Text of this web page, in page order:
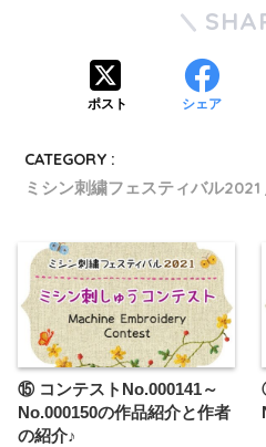
ポスト シェア
CATEGORY :
ミシン刺繍フェスティバル2021
⑮ コンテストNo.000141～
No.000150の作品紹介と作者
の紹介♪